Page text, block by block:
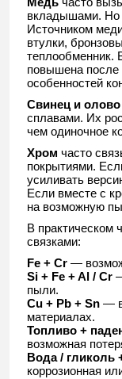
вкладышами. Но
Источником
втулки,
теплообменник.
повышена после
особенностей
Свинец и олово
сплавами. Их
чем одиночное
Хром часто
покрытиями.
усиливать
Если вместе с
на возможную
В практическом
связками:
Fe + Cr —
Si + Fe + Al / Cr
пыли.
Cu + Pb + Sn —
материалах.
Топливо +
возможная
Вода / гликоль
коррозионная